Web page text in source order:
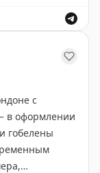
с
в оформлении
гобелены